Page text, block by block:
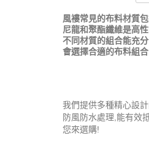
風褸常見的布料材質
尼龍和聚酯纖維是高
不同材質的組合能充
會選擇合適的布料組
我們提供多種精心設
防風防水處理,能有效
您來選購!